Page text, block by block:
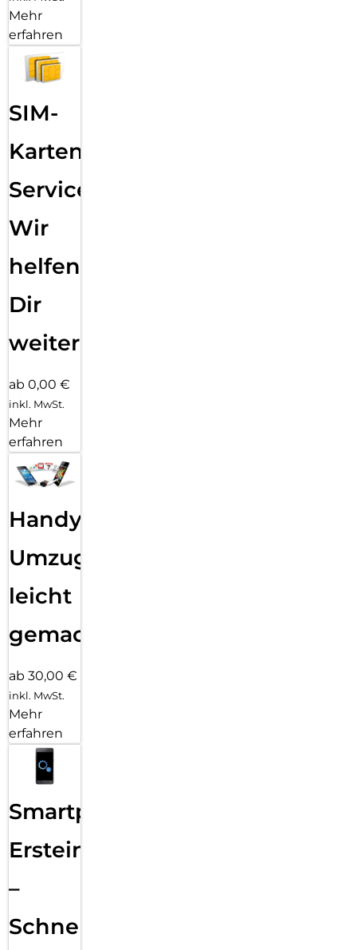
Mehr
erfahren
SIM-
Karten
Service:
Wir
helfen
Dir
weiter
ab 0,00 €
inkl. MwSt.
Mehr
erfahren
Handy
Umzug
leicht
gemacht!
ab 30,00 €
inkl. MwSt.
Mehr
erfahren
Smartphone
Ersteinrichtung
–
Schnelle